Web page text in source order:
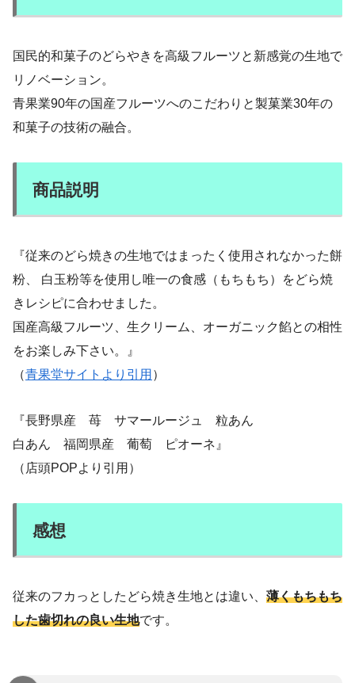
国民的和菓子のどらやきを高級フルーツと新感覚の生地で
リノベーション。
青果業90年の国産フルーツへのこだわりと製菓業30年の
和菓子の技術の融合。
商品説明
『従来のどら焼きの生地ではまったく使用されなかった餅
粉、 白玉粉等を使用し唯一の食感（もちもち）をどら焼
きレシピに合わせました。
国産高級フルーツ、生クリーム、オーガニック餡との相性
をお楽しみ下さい。』
（青果堂サイトより引用 ）
『長野県産 苺 サマールージュ 粒あん
白あん 福岡県産 葡萄 ピオーネ』
（店頭POPより引用）
感想
従来のフカっとしたどら焼き生地とは違い、 薄くもちもち
した歯切れの良い生地です。